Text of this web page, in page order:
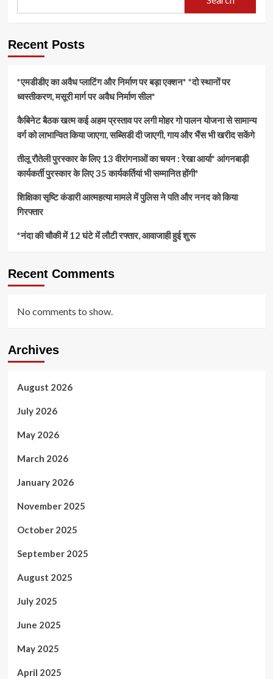
Recent Posts
*एमडीडीए का अवैध प्लाटिंग और निर्माण पर बड़ा एक्शन* *दो स्थानों पर
ध्वस्तीकरण, मसूरी मार्ग पर अवैध निर्माण सील*
कैबिनेट बैठक खत्म कई अहम प्रस्ताव पर लगी मोहर गो पालन योजना से सामान्य
वर्ग को लाभान्वित किया जाएगा, सब्सिडी दी जाएगी, गाय और भैंस भी खरीद सकेंगे
तीलू रौतेली पुरस्कार के लिए 13 वीरांगनाओं का चयन : रेखा आर्या* आंगनबाड़ी
कार्यकर्ती पुरस्कार के लिए 35 कार्यकर्तियां भी सम्मानित होंगी*
शिक्षिका सृष्टि कंडारी आत्महत्या मामले में पुलिस ने पति और ननद को किया
गिरफ्तार
*नंदा की चौकी में 12 घंटे में लौटी रफ्तार, आवाजाही हुई शुरू
Recent Comments
No comments to show.
Archives
August 2026
July 2026
May 2026
March 2026
January 2026
November 2025
October 2025
September 2025
August 2025
July 2025
June 2025
May 2025
April 2025